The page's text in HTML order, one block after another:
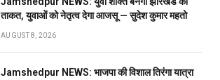
ताकत, युवाओं को नेतृत्व देगा आजसू — सुदेश कुमार महतो
AUGUST 8, 2026
Jamshedpur NEWS: भाजपा की विशाल तिरंगा यात्रा